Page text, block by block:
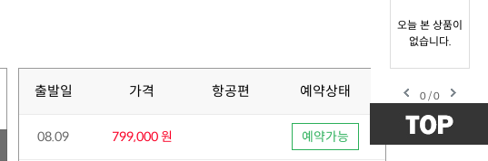
출발일 가격 항공편 예약상태
08.09 799,000 원 예약가능
오늘 본 상품이
없습니다.
0/0